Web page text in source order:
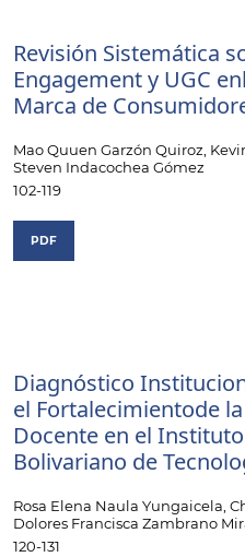
Revisión Sistemática
Engagement y UGC
Marca de
Mao Quuen Garzón Quiroz,
Steven Indacochea Gómez
102-119
PDF
Diagnóstico
el Fortalecimientode
Docente en el
Bolivariano de
Rosa Elena Naula Yungaicela,
Dolores Francisca Zambrano
120-131